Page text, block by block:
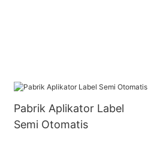
Pabrik Aplikator Label
Semi Otomatis